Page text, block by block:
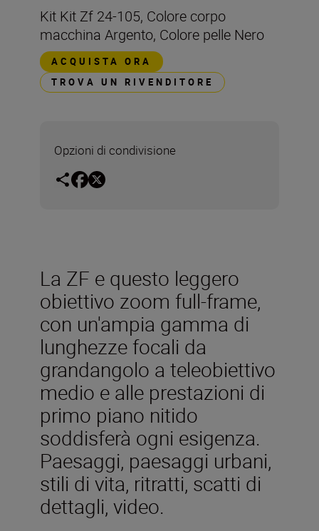
Kit Kit Zf 24-105, Colore corpo
macchina Argento, Colore pelle Nero
ACQUISTA ORA
TROVA UN RIVENDITORE
Opzioni di condivisione
La ZF e questo leggero
obiettivo zoom full-frame,
con un'ampia gamma di
lunghezze focali da
grandangolo a teleobiettivo
medio e alle prestazioni di
primo piano nitido
soddisferà ogni esigenza.
Paesaggi, paesaggi urbani,
stili di vita, ritratti, scatti di
dettagli, video.